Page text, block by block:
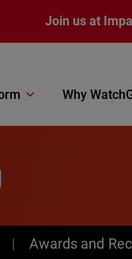
Join us at
Why
Awards and